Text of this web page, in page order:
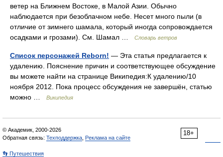
ветер на Ближнем Востоке, в Малой Азии. Обычно
наблюдается при безоблачном небе. Несет много пыли (в
отличие от зимнего шамала, который иногда сопровождается
осадками и грозами). См. Шамал …
Словарь ветров
Список персонажей Reborn! — Эта статья предлагается к
удалению. Пояснение причин и соответствующее обсуждение
вы можете найти на странице Википедия:К удалению/10
ноября 2012. Пока процесс обсуждения не завершён, статью
можно …
Википедия
18+
© Академик, 2000-2026
Обратная связь: Техподдержка Реклама на сайте
👣 Путешествия